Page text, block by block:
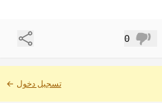
عدم إعجاب
0 مشاركة
تسجيل دخول ←